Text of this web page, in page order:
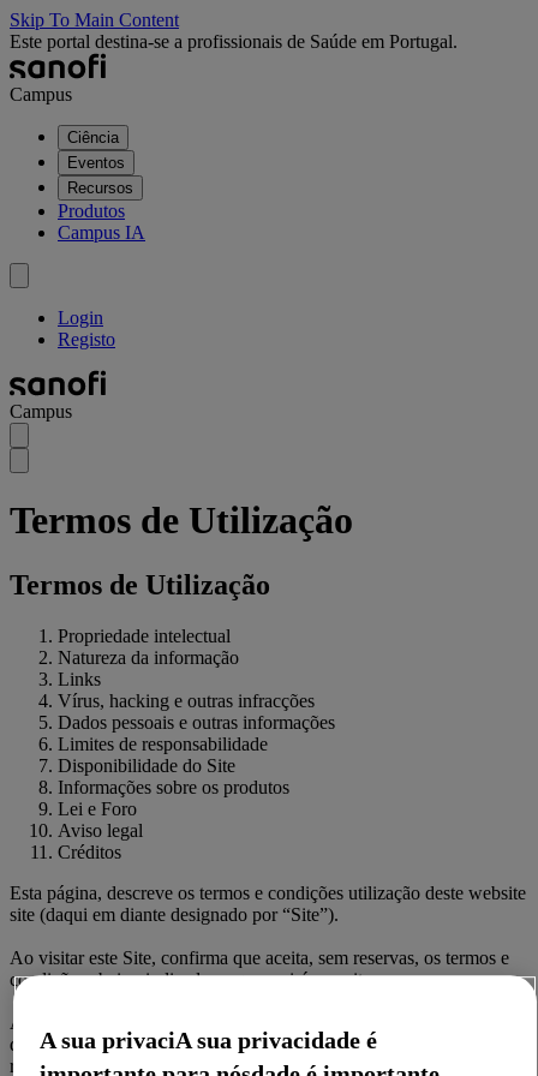
Skip To Main Content
Este portal destina-se a profissionais de Saúde em Portugal.
Campus
Ciência
Eventos
Recursos
Produtos
Campus IA
Login
Registo
Campus
Termos de Utilização
Termos de Utilização
Propriedade intelectual
Natureza da informação
Links
Vírus, hacking e outras infracções
Dados pessoais e outras informações
Limites de responsabilidade
Disponibilidade do Site
Informações sobre os produtos
Lei e Foro
Aviso legal
Créditos
Esta página, descreve os termos e condições utilização deste website
site (daqui em diante designado por “Site”).
Ao visitar este Site, confirma que aceita, sem reservas, os termos e
condições abaixo indicados e que os irá respeitar.
Atendendo a que os termos e condições poderão ser alterados a
qualquer momento, sem aviso prévio, aconselhamo-lo a consultá-los
regularmente.
A sua privaciA sua privacidade é